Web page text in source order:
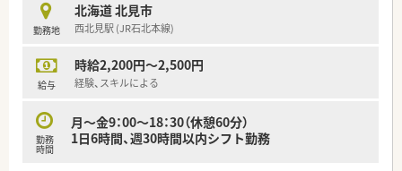
勤務地
北海道 北見市
西北見駅 (JR石北本線)
給与
時給2,200円～2,500円
経験、スキルによる
勤務
時間
月～金9：00～18：30（休憩60分）
1日6時間、週30時間以内シフト勤務